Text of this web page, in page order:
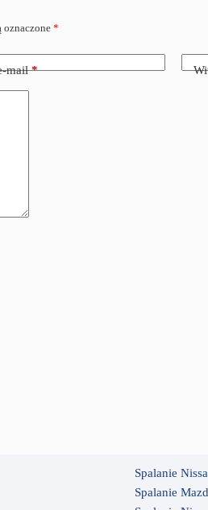
oznaczone*
mail*
Spalanie
Spalanie